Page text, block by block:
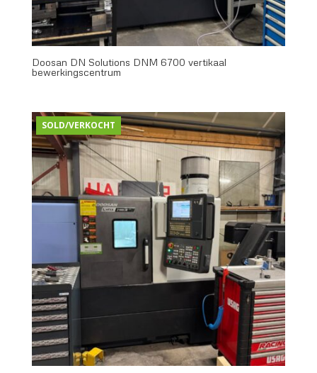
Doosan DN Solutions DNM 6700 vertikaal
bewerkingscentrum
SOLD/VERKOCHT